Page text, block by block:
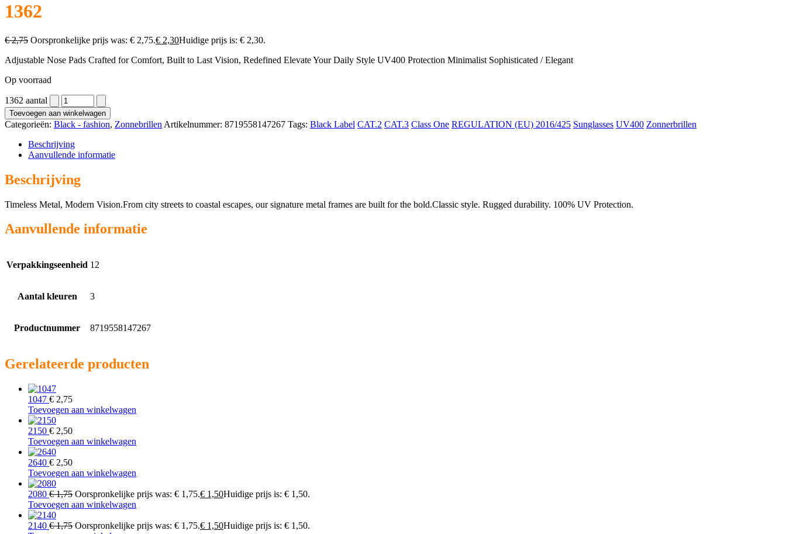
1362
€2,75 Oorspronkelijke prijs was: € 2,75.€ 2,30Huidige prijs is: € 2,30.
Adjustable Nose Pads Crafted for Comfort, Built to Last Vision, Redefined Elevate Your Daily Style UV400 Protection Minimalist Sophisticated / Elegant
Op voorraad
1362 aantal
Toevoegen aan winkelwagen
Categorieën: Black - fashion, Zonnebrillen Artikelnummer: 8719558147267 Tags: Black Label CAT.2 CAT.3 Class One REGULATION (EU) 2016/425 Sunglasses UV400 Zonnerbrillen
Beschrijving
Aanvullende informatie
Beschrijving
Timeless Metal, Modern Vision.From city streets to coastal escapes, our signature metal frames are built for the bold.Classic style. Rugged durability. 100% UV Protection.
Aanvullende informatie
Verpakkingseenheid 12
Aantal kleuren 3
Productnummer 8719558147267
Gerelateerde producten
1047 € 2,75
Toevoegen aan winkelwagen
2150 € 2,50
Toevoegen aan winkelwagen
2640 € 2,50
Toevoegen aan winkelwagen
2080 €1,75 Oorspronkelijke prijs was: € 1,75.€ 1,50Huidige prijs is: € 1,50.
Toevoegen aan winkelwagen
2140 €1,75 Oorspronkelijke prijs was: € 1,75.€ 1,50Huidige prijs is: € 1,50.